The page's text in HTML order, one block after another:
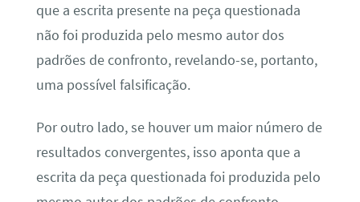
que a escrita presente na peça questionada
não foi produzida pelo mesmo autor dos
padrões de confronto, revelando-se, portanto,
uma possível falsificação.
Por outro lado, se houver um maior número de
resultados convergentes, isso aponta que a
escrita da peça questionada foi produzida pelo